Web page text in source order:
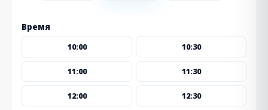
Время
10:00 10:30
11:00 11:30
12:00 12:30